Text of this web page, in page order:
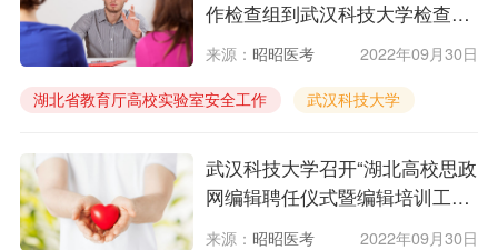
作检查组到武汉科技大学检查工
作
来源： 昭昭医考 2022年09月30日
湖北省教育厅高校实验室安全工作 武汉科技大学
武汉科技大学召开“湖北高校思政
网编辑聘任仪式暨编辑培训工作
会议”
来源： 昭昭医考 2022年09月30日